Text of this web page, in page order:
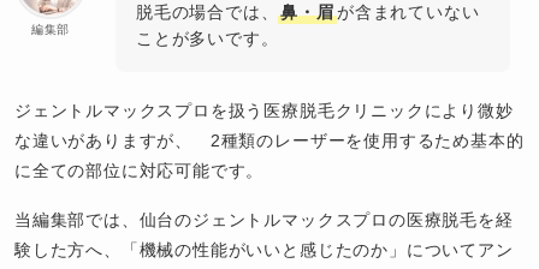
編集部
脱毛の場合では、鼻・眉が含まれていない
ことが多いです。
ジェントルマックスプロを扱う医療脱毛クリニックにより微妙
な違いがありますが、 2種類のレーザーを使用するため基本的
に全ての部位に対応可能です。
当編集部では、仙台のジェントルマックスプロの医療脱毛を経
験した方へ、「機械の性能がいいと感じたのか」についてアン